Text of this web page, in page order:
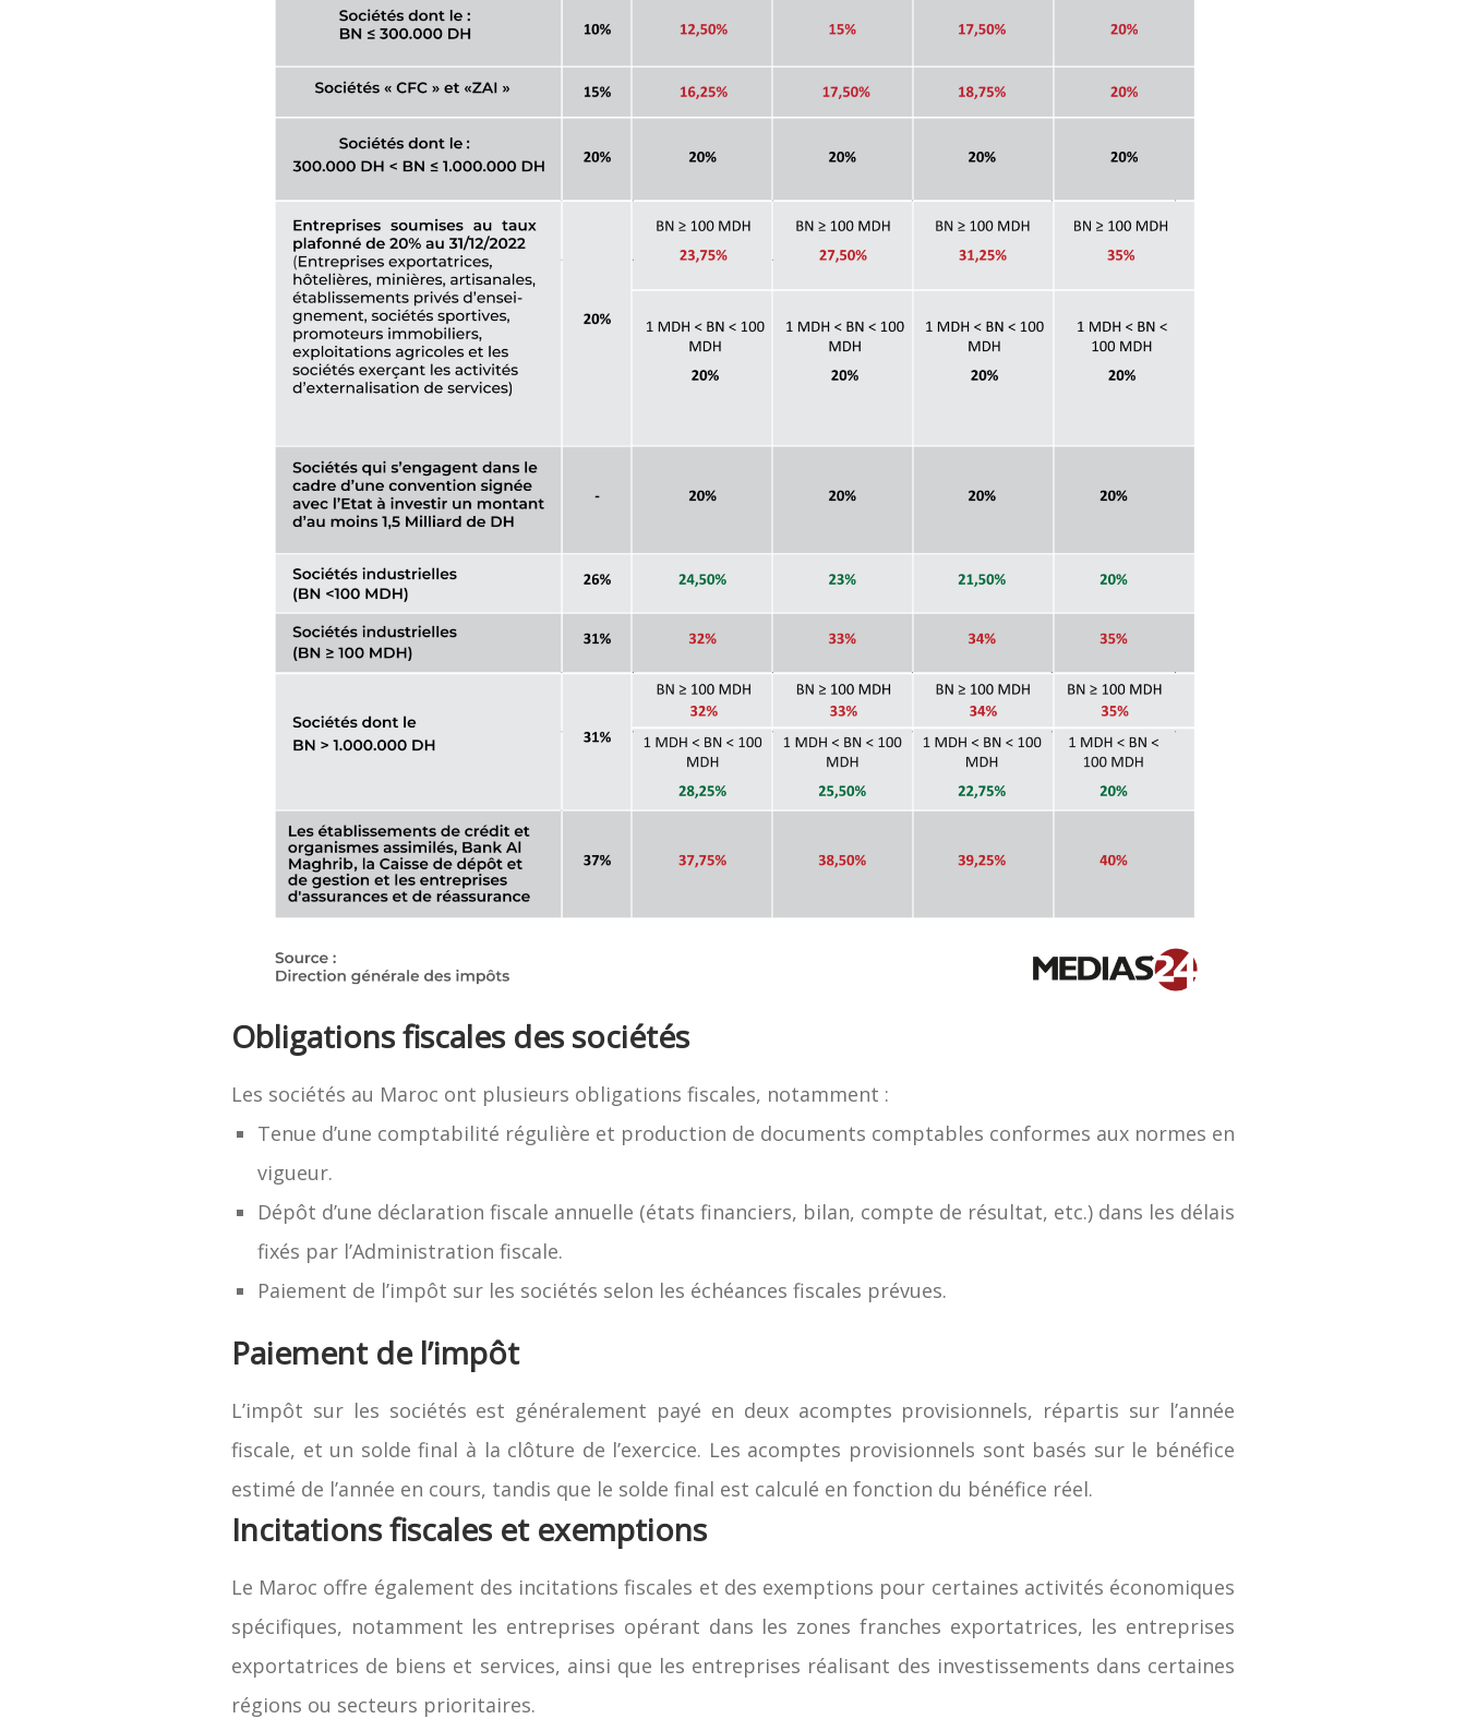
Obligations fiscales des sociétés
Les sociétés au Maroc ont plusieurs obligations fiscales, notamment :
Tenue d’une comptabilité régulière et production de documents comptables conformes aux normes en
vigueur.
Dépôt d’une déclaration fiscale annuelle (états financiers, bilan, compte de résultat, etc.) dans les délais
fixés par l’Administration fiscale.
Paiement de l’impôt sur les sociétés selon les échéances fiscales prévues.
Paiement de l’impôt
L’impôt sur les sociétés est généralement payé en deux acomptes provisionnels, répartis sur l’année
fiscale, et un solde final à la clôture de l’exercice. Les acomptes provisionnels sont basés sur le bénéfice
estimé de l’année en cours, tandis que le solde final est calculé en fonction du bénéfice réel.
Incitations fiscales et exemptions
Le Maroc offre également des incitations fiscales et des exemptions pour certaines activités économiques
spécifiques, notamment les entreprises opérant dans les zones franches exportatrices, les entreprises
exportatrices de biens et services, ainsi que les entreprises réalisant des investissements dans certaines
régions ou secteurs prioritaires.